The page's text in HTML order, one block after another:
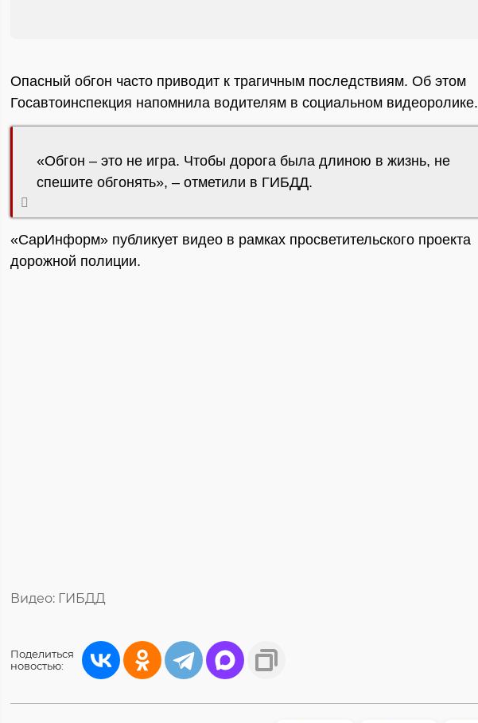
Опасный обгон часто приводит к трагичным последствиям. Об этом
Госавтоинспекция напомнила водителям в социальном видеоролике.
«Обгон – это не игра. Чтобы дорога была длиною в жизнь, не
спешите обгонять», – отметили в ГИБДД.
«СарИнформ» публикует видео в рамках просветительского проекта
дорожной полиции.
Видео: ГИБДД
Поделиться
новостью: